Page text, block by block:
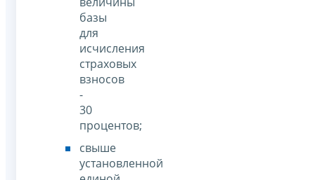
базы
для
исчисления
страховых
взносов
-
30
процентов;
свыше
установленной